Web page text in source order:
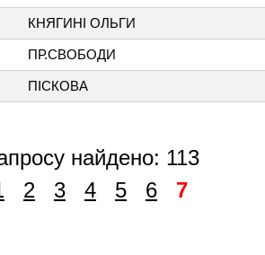
КНЯГИНІ ОЛЬГИ
ПР.СВОБОДИ
ПІСКОВА
найдено: 113
2 3 4 5 6 7